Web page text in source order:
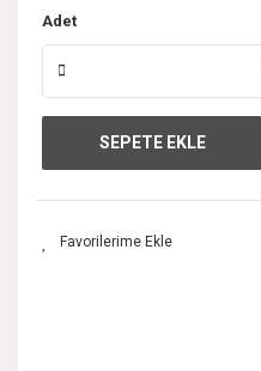
Adet
SEPETE EKLE